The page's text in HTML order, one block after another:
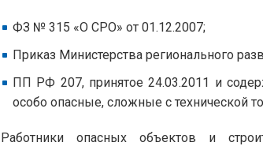
ФЗ № 315 «О СРО» от 01.12.2007;
Приказ Министерства регионального
ПП РФ 207, принятое 24.03.2011 и
особо опасные, сложные с технической
Работники опасных объектов и